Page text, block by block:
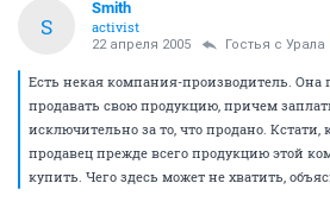
S
Smith
activist
22 апреля 2005 Гостья с Урала
Есть некая компания-производитель. Она
продавать свою продукцию, причем
исключительно за то, что продано.
продавец прежде всего продукцию этой
купить. Чего здесь может не хватить,